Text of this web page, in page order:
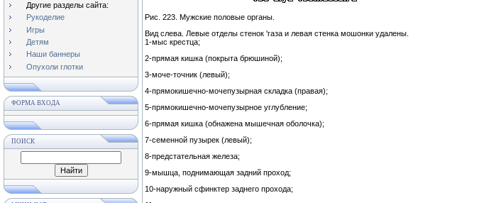
Другие разделы сайта:
Рукоделие
Игры
Детям
Наши баннеры
Опухоли глотки
ФОРМА ВХОДА
ПОИСК
Рис. 223. Мужские половые органы.
Вид слева. Левые отделы стенок 'газа и левая стенка мошонки удалены.
1-мыс крестца;
2-прямая кишка (покрыта брюшиной);
3-моче-точник (левый);
4-прямокишечно-мочепузырная складка (правая);
5-прямокишечно-мочепузырное углубление;
6-прямая кишка (обнажена мышечная оболочка);
7-семенной пузырек (левый);
8-предстательная железа;
9-мышца, поднимающая задний проход;
10-наружный сфинктер заднего прохода;